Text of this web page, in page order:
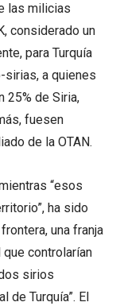
las milicias
considerado un
para Turquía
sirias, a quienes
25% de Siria,
fuesen
de la OTAN.
“esos
ha sido
una franja
controlarían
sirios
de Turquía”. El